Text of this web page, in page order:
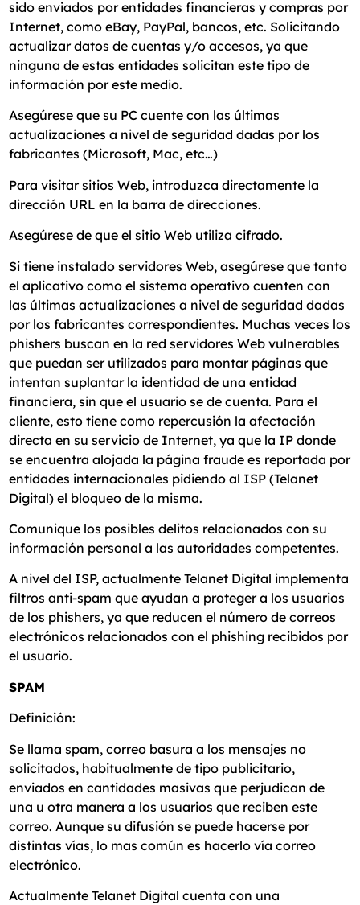
sido enviados por entidades financieras y compras por
Internet, como eBay, PayPal, bancos, etc. Solicitando
actualizar datos de cuentas y/o accesos, ya que
ninguna de estas entidades solicitan este tipo de
información por este medio.
Asegúrese que su PC cuente con las últimas
actualizaciones a nivel de seguridad dadas por los
fabricantes (Microsoft, Mac, etc…)
Para visitar sitios Web, introduzca directamente la
dirección URL en la barra de direcciones.
Asegúrese de que el sitio Web utiliza cifrado.
Si tiene instalado servidores Web, asegúrese que tanto
el aplicativo como el sistema operativo cuenten con
las últimas actualizaciones a nivel de seguridad dadas
por los fabricantes correspondientes. Muchas veces los
phishers buscan en la red servidores Web vulnerables
que puedan ser utilizados para montar páginas que
intentan suplantar la identidad de una entidad
financiera, sin que el usuario se de cuenta. Para el
cliente, esto tiene como repercusión la afectación
directa en su servicio de Internet, ya que la IP donde
se encuentra alojada la página fraude es reportada por
entidades internacionales pidiendo al ISP (Telanet
Digital) el bloqueo de la misma.
Comunique los posibles delitos relacionados con su
información personal a las autoridades competentes.
A nivel del ISP, actualmente Telanet Digital implementa
filtros anti-spam que ayudan a proteger a los usuarios
de los phishers, ya que reducen el número de correos
electrónicos relacionados con el phishing recibidos por
el usuario.
SPAM
Definición:
Se llama spam, correo basura a los mensajes no
solicitados, habitualmente de tipo publicitario,
enviados en cantidades masivas que perjudican de
una u otra manera a los usuarios que reciben este
correo. Aunque su difusión se puede hacerse por
distintas vías, lo mas común es hacerlo vía correo
electrónico.
Actualmente Telanet Digital cuenta con una